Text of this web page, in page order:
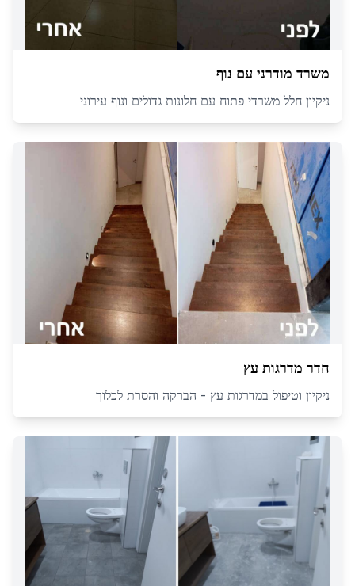
משרד מודרני עם נוף
ניקיון חלל משרדי פתוח עם חלונות גדולים ונוף עירוני
חדר מדרגות עץ
ניקיון וטיפול במדרגות עץ - הברקה והסרת לכלוך